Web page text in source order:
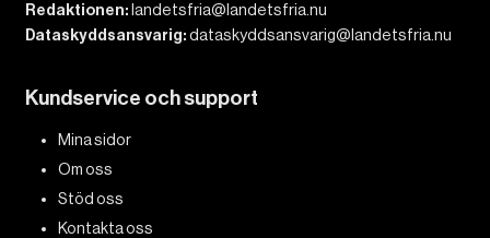
Redaktionen: landetsfria@landetsfria.nu
Dataskyddsansvarig:dataskyddsansvarig@landetsfria.nu
Kundservice och support
Mina sidor
Om oss
Stöd oss
Kontakta oss